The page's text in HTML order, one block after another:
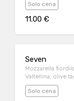
Solo cena
11.00 €
Seven
Mozzarella
Valtellina, olive
Solo cena